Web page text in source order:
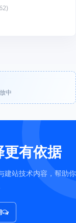
中
有依据
建站技术内容，帮助你